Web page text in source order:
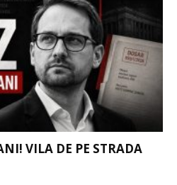
VILA DE PE STRADA